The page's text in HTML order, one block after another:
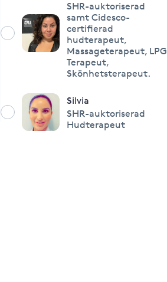
SHR-auktoriserad
samt Cidesco-
certifierad
hudterapeut,
Massageterapeut, LPG
Terapeut,
Skönhetsterapeut.
Silvia
SHR-auktoriserad
Hudterapeut